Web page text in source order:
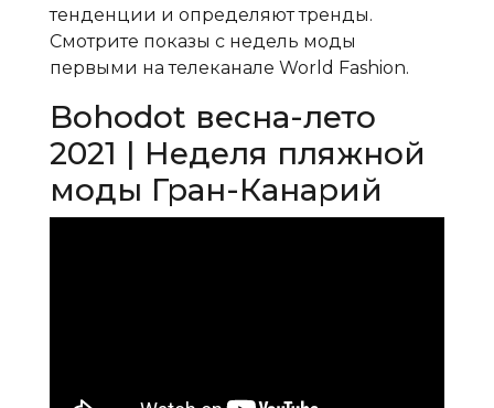
тенденции и определяют тренды.
Смотрите показы с недель моды
первыми на телеканале World Fashion.
Bohodot весна-лето
2021 | Неделя пляжной
моды Гран-Канарий